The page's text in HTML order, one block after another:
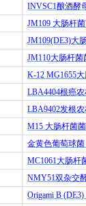
INVSC1酿酒酵
JM109 大肠杆
JM109(DE3)大
JM110大肠杆菌
K-12 MG1655
LBA4404根癌
LBA9402发根
M15 大肠杆菌
金黄色葡萄球菌
MC1061大肠杆
NMY51双杂交
Origami B (DE3)